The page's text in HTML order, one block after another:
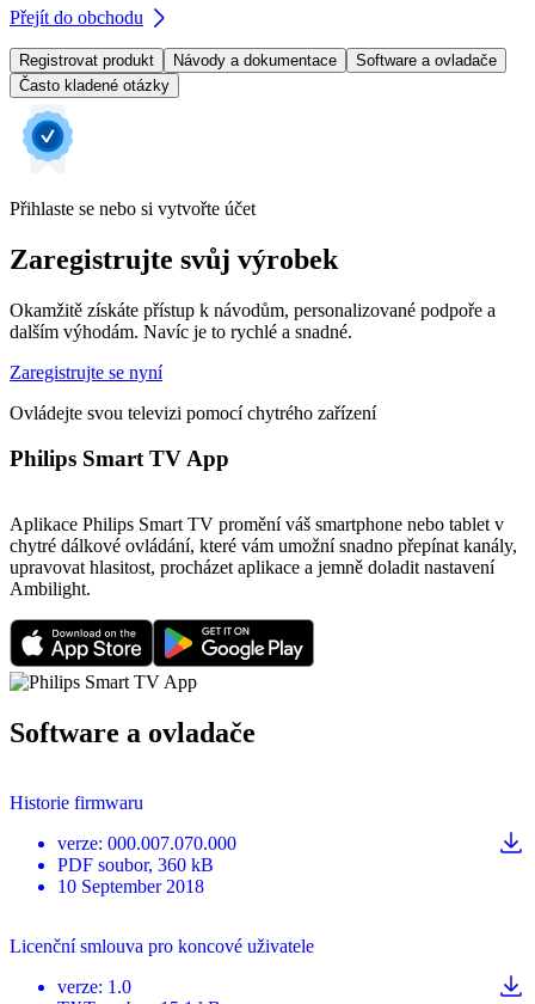
Přejít do obchodu
Registrovat produkt Návody a dokumentace
Software a ovladače
Často kladené otázky
Přihlaste se nebo si vytvořte účet
Zaregistrujte svůj výrobek
Okamžitě získáte přístup k návodům, personalizované podpoře a
dalším výhodám. Navíc je to rychlé a snadné.
Zaregistrujte se nyní
Ovládejte svou televizi pomocí chytrého zařízení
Philips Smart TV App
Aplikace Philips Smart TV promění váš smartphone nebo tablet v
chytré dálkové ovládání, které vám umožní snadno přepínat kanály,
upravovat hlasitost, procházet aplikace a jemně doladit nastavení
Ambilight.
Software a ovladače
Historie firmwaru
verze: 000.007.070.000
PDF soubor, 360 kB
10 September 2018
Licenční smlouva pro koncové uživatele
verze: 1.0